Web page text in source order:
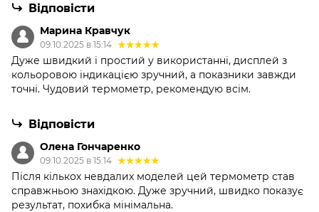
Відповісти
Марина Кравчук
09.10.2025 в 15:14
Дуже швидкий і простий у використанні, дисплей з
кольоровою індикацією зручний, а показники завжди
точні. Чудовий термометр, рекомендую всім.
Відповісти
Олена Гончаренко
09.10.2025 в 15:14
Після кількох невдалих моделей цей термометр став
справжньою знахідкою. Дуже зручний, швидко показує
результат, похибка мінімальна.